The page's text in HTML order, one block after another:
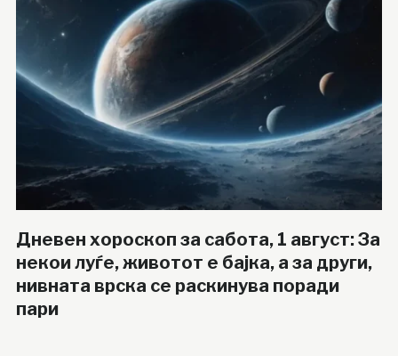
Дневен хороскоп за сабота, 1 август: За
некои луѓе, животот е бајка, а за други,
нивната врска се раскинува поради
пари